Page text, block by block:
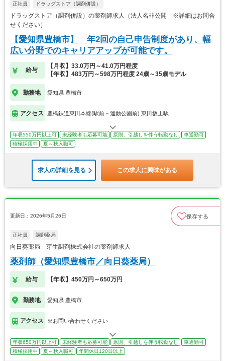
正社員 ドラッグストア（調剤併設）
ドラッグストア（調剤併設）の薬剤師求人（法人名非公開 ※詳細はお問合
せください）
【愛知県豊橋市】 年2回の自己申告制度があり、幅
広い分野でのキャリアアップが可能です。
給与
【月収】33.0万円～41.0万円程度
【年収】483万円～598万円程度 24歳～35歳モデル
勤務地 愛知県 豊橋市
アクセス 豊橋鉄道東田本線(駅前－運動公園前) 東田坂上駅
年収550万円以上可 未経験者も応募可能 原則、引越しを伴う転勤なし
車通勤可
積極採用中
夏～秋入職可
求人の詳細を見る この求人に興味がある
更新日：2026年5月26日 保存する
正社員 調剤薬局
向日葵薬局 芽生調剤株式会社の薬剤師求人
薬剤師（愛知県豊橋市／向日葵薬局）
給与 【年収】450万円～650万円
勤務地 愛知県 豊橋市
アクセス ※お問い合わせください
年収650万円以上可 未経験者も応募可能 原則、引越しを伴う転勤なし
車通勤可
積極採用中
夏～秋入職可 年間休日120日以上